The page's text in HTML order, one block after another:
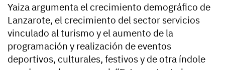
Yaiza argumenta el crecimiento demográfico de
Lanzarote, el crecimiento del sector servicios
vinculado al turismo y el aumento de la
programación y realización de eventos
deportivos, culturales, festivos y de otra índole